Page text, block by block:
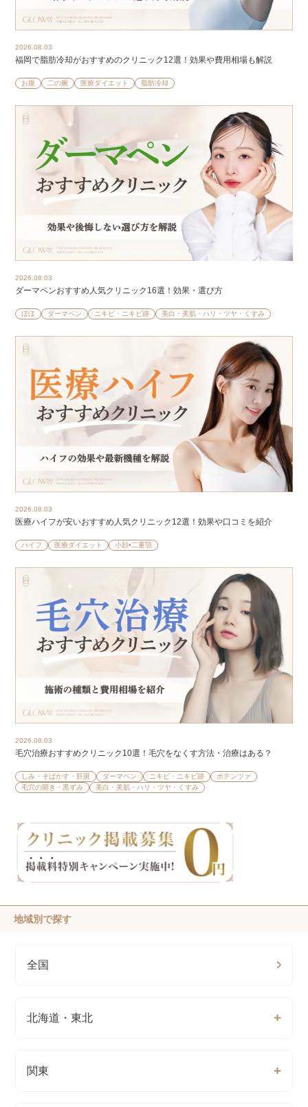
2026.08.03
福岡で脂肪冷却がおすすめのクリニック12選！効果や費用相場も解説
お腹 二の腕 医療ダイエット 脂肪冷却
2026.08.03
ダーマペンおすすめ人気クリニック16選！効果・選び方
ほほ ダーマペン ニキビ・ニキビ跡 美白・美肌・ハリ・ツヤ・くすみ
2026.08.03
医療ハイフが安いおすすめ人気クリニック12選！効果や口コミを紹介
ハイフ 医療ダイエット 小顔•二重顎
2026.08.03
毛穴治療おすすめクリニック10選！毛穴をなくす方法・治療はある？
しみ・そばかす・肝斑 ダーマペン ニキビ・ニキビ跡
ポテンツァ
毛穴の開き・黒ずみ
美白・美肌・ハリ・ツヤ・くすみ
地域別で探す
全国
北海道・東北
関東